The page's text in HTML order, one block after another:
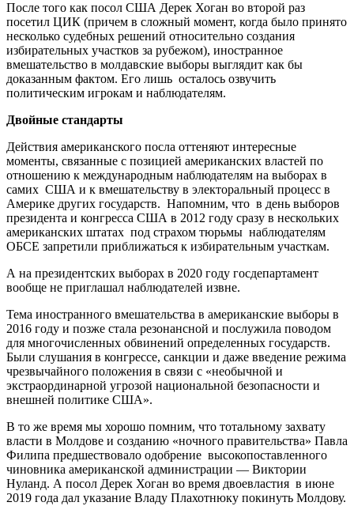
После того как посол США Дерек Хоган во второй раз
посетил ЦИК (причем в сложный момент, когда было принято
несколько судебных решений относительно создания
избирательных участков за рубежом), иностранное
вмешательство в молдавские выборы выглядит как бы
доказанным фактом. Его лишь осталось озвучить
политическим игрокам и наблюдателям.
Двойные стандарты
Действия американского посла оттеняют интересные
моменты, связанные с позицией американских властей по
отношению к международным наблюдателям на выборах в
самих США и к вмешательству в электоральный процесс в
Америке других государств. Напомним, что в день выборов
президента и конгресса США в 2012 году сразу в нескольких
американских штатах под страхом тюрьмы наблюдателям
ОБСЕ запретили приближаться к избирательным участкам.
А на президентских выборах в 2020 году госдепартамент
вообще не приглашал наблюдателей извне.
Тема иностранного вмешательства в американские выборы в
2016 году и позже стала резонансной и послужила поводом
для многочисленных обвинений определенных государств.
Были слушания в конгрессе, санкции и даже введение режима
чрезвычайного положения в связи с «необычной и
экстраординарной угрозой национальной безопасности и
внешней политике США».
В то же время мы хорошо помним, что тотальному захвату
власти в Молдове и созданию «ночного правительства» Павла
Филипа предшествовало одобрение высокопоставленного
чиновника американской администрации — Виктории
Нуланд. А посол Дерек Хоган во время двоевластия в июне
2019 года дал указание Владу Плахотнюку покинуть Молдову.